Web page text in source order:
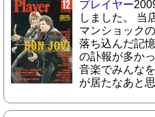
プレイヤー
しました。 当
マンショック
落ち込んだ記
の訃報が多か
音楽でみんな
が居たなあと